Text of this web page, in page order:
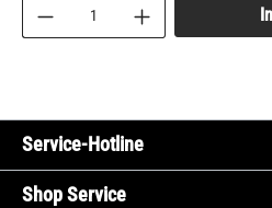
Service-Hotline
Shop Service